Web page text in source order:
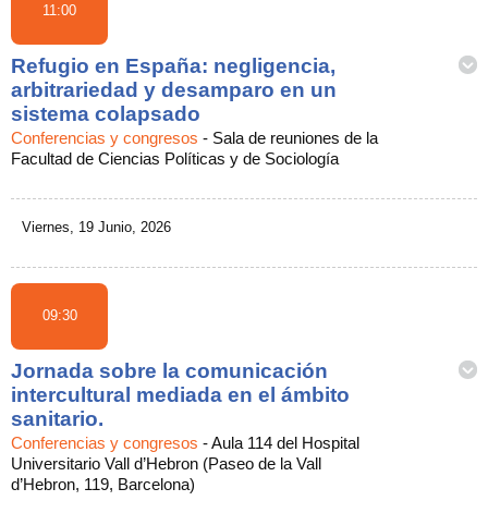
11:00
Refugio en España: negligencia,
arbitrariedad y desamparo en un
sistema colapsado
Conferencias y congresos - Sala de reuniones de la
Facultad de Ciencias Políticas y de Sociología
Viernes, 19 Junio, 2026
09:30
Jornada sobre la comunicación
intercultural mediada en el ámbito
sanitario.
Conferencias y congresos -Aula 114 del Hospital
Universitario Vall d’Hebron (Paseo de la Vall
d’Hebron, 119, Barcelona)